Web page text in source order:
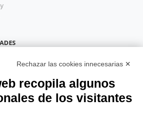
Rechazar las cookies innecesarias ✕
recopila algunos
de los visitantes